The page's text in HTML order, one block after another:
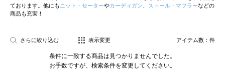
ております。他にも ニット・セーターやカーディガン ストール・マフラーなどの
商品も充実！
さらに絞り込む 表示変更 アイテム数： 件
条件に一致する商品は見つかりませんでした。
お手数ですが、検索条件を変更してください。